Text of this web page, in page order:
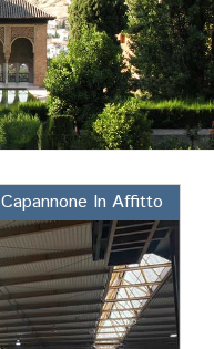
Capannone In Affitto